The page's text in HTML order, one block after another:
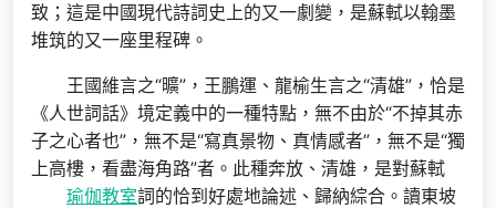
致；這是中國現代詩詞史上的又一劇變，是蘇軾以翰墨
堆筑的又一座里程碑。
王國維言之“曠”，王鵬運、龍榆生言之“清雄”，恰是
《人世詞話》境定義中的一種特點，無不由於“不掉其赤
子之心者也”，無不是“寫真景物、真情感者”，無不是“獨
上高樓，看盡海角路”者。此種奔放、清雄，是對蘇軾
瑜伽教室詞的恰到好處地論述、歸納綜合。讀東坡